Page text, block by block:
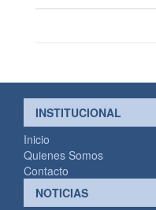
INSTITUCIONAL
Inicio
Quienes Somos
Contacto
NOTICIAS